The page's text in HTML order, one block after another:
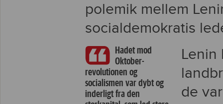
polemik mellem
socialdemokratis
Hadet mod
Oktober-
revolutionen og
socialismen var dybt og
inderligt fra den
Lenin
de